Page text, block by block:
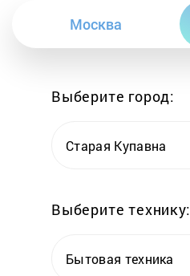
Москва
Выберите город:
Старая Купавна
Выберите технику:
Бытовая техника